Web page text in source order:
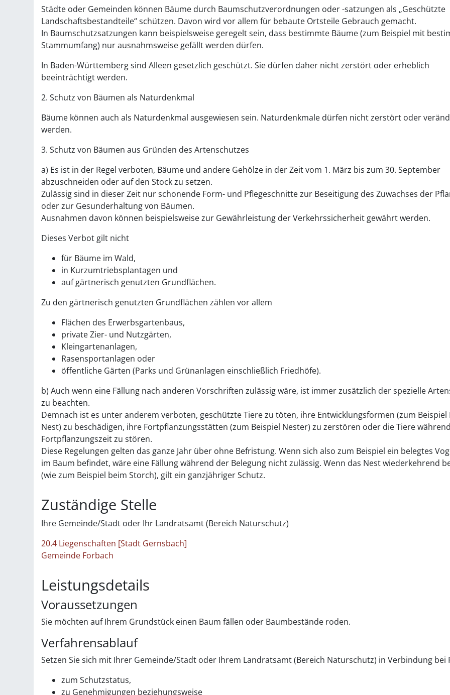
Städte oder Gemeinden können Bäume durch Baumschutzverordnungen oder -satzungen als „Geschützte
Landschaftsbestandteile“ schützen. Davon wird vor allem für bebaute Ortsteile Gebrauch gemacht.
In Baumschutzsatzungen kann beispielsweise geregelt sein, dass bestimmte Bäume(zum Beispiel mit
Stammumfang) nur ausnahmsweise gefällt werden dürfen.
In Baden-Württemberg sind Alleen gesetzlich geschützt. Sie dürfen daher nicht zerstört oder erheblich
beeinträchtigt werden.
2. Schutz von Bäumen als Naturdenkmal
Bäume können auch als Naturdenkmal ausgewiesen sein. Naturdenkmale dürfen nicht zerstört oder
werden.
3. Schutz von Bäumen aus Gründen des Artenschutzes
a) Es ist in der Regel verboten, Bäume und andere Gehölze in der Zeit vom 1. März bis zum 30. September
abzuschneiden oder auf den Stock zu setzen.
Zulässig sind in dieser Zeit nur schonende Form- und Pflegeschnitte zur Beseitigung des Zuwachses der
oder zur Gesunderhaltung von Bäumen.
Ausnahmen davon können beispielsweise zur Gewährleistung der Verkehrssicherheit gewährt werden.
Dieses Verbot gilt nicht
für Bäume im Wald,
in Kurzumtriebsplantagen und
auf gärtnerisch genutzten Grundflächen.
Zu den gärtnerisch genutzten Grundflächen zählen vor allem
Flächen des Erwerbsgartenbaus,
private Zier- und Nutzgärten,
Kleingartenanlagen,
Rasensportanlagen oder
öffentliche Gärten (Parks und Grünanlagen einschließlich Friedhöfe).
b) Auch wenn eine Fällung nach anderen Vorschriften zulässig wäre, ist immer zusätzlich der spezielle
zu beachten.
Demnach ist es unter anderem verboten, geschützte Tiere zu töten, ihre Entwicklungsformen(zum Beispiel
Nest) zu beschädigen, ihre Fortpflanzungsstätten (zum Beispiel Nester) zu zerstören oder die Tiere
Fortpflanzungszeit zu stören.
Diese Regelungen gelten das ganze Jahr über ohne Befristung.Wenn sich also zum Beispiel ein belegtes
im Baum befindet, wäre eine Fällung während der Belegung nicht zulässig. Wenn das Nest wiederkehrend
(wie zum Beispiel beim Storch), gilt ein ganzjähriger Schutz.
Zuständige Stelle
Ihre Gemeinde/Stadt oder Ihr Landratsamt (Bereich Naturschutz)
20.4 Liegenschaften [Stadt Gernsbach]
Gemeinde Forbach
Leistungsdetails
Voraussetzungen
Sie möchten auf Ihrem Grundstück einen Baum fällen oder Baumbestände roden.
Verfahrensablauf
Setzen Sie sich mit Ihrer Gemeinde/Stadt oder Ihrem Landratsamt (Bereich Naturschutz) in Verbindung bei
zum Schutzstatus,
zu Genehmigungen beziehungsweise